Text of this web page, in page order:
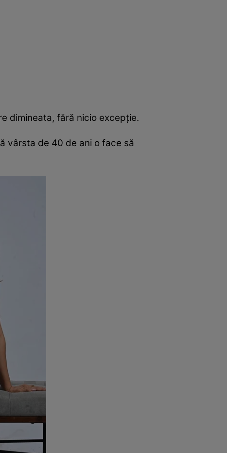
dimineata, fără nicio excepție.
vârsta de 40 de ani o face să